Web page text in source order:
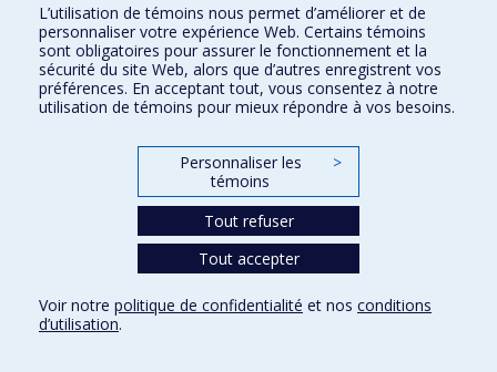
Plan du site
Signaler une erreur
Accessibilité
FACULTÉ DES ARTS ET DES SCIENCES
Nos départements et écoles
Conditions d’utilisation
L’utilisation de témoins nous permet d’améliorer et de
personnaliser votre expérience Web. Certains témoins
sont obligatoires pour assurer le fonctionnement et la
sécurité du site Web, alors que d’autres enregistrent vos
préférences. En acceptant tout, vous consentez à notre
utilisation de témoins pour mieux répondre à vos besoins.
Personnaliser les
témoins
>
Tout refuser
Tout accepter
Voir notre politique de confidentialité et nos conditions
d’utilisation.